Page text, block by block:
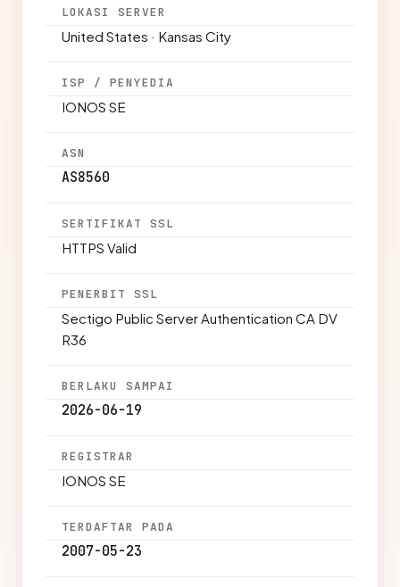
LOKASI SERVER
United States · Kansas City
ISP / PENYEDIA
IONOS SE
ASN
AS8560
SERTIFIKAT SSL
HTTPS Valid
PENERBIT SSL
Sectigo Public Server Authentication CA DV
R36
BERLAKU SAMPAI
2026-06-19
REGISTRAR
IONOS SE
TERDAFTAR PADA
2007-05-23